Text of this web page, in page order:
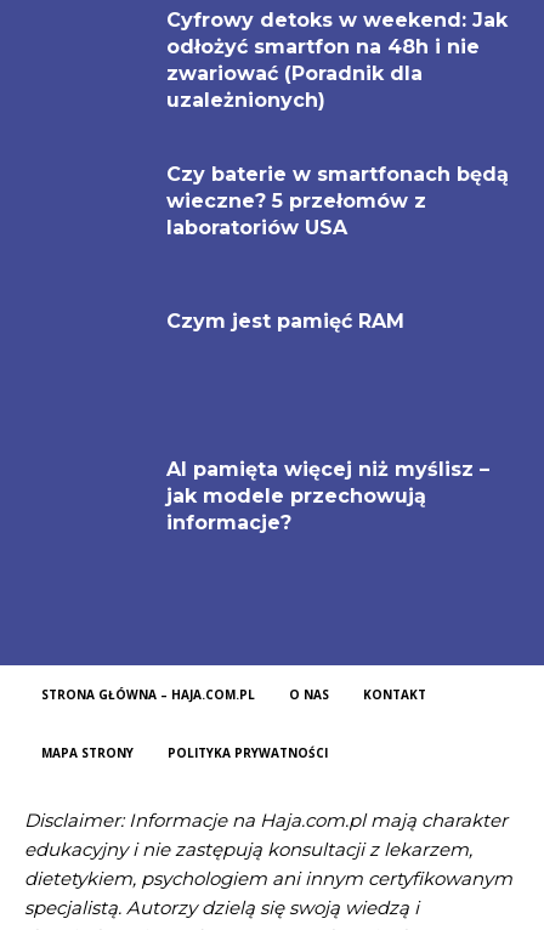
Cyfrowy detoks w weekend: Jak
odłożyć smartfon na 48h i nie
zwariować (Poradnik dla
uzależnionych)
Czy baterie w smartfonach będą
wieczne? 5 przełomów z
laboratoriów USA
Czym jest pamięć RAM
AI pamięta więcej niż myślisz –
jak modele przechowują
informacje?
STRONA GŁÓWNA – HAJA.COM.PL O NAS KONTAKT
MAPA STRONY POLITYKA PRYWATNOŚCI
Disclaimer: Informacje na Haja.com.pl mają charakter
edukacyjny i nie zastępują konsultacji z lekarzem,
dietetykiem, psychologiem ani innym certyfikowanym
specjalistą. Autorzy dzielą się swoją wiedzą i